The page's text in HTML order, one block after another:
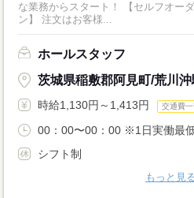
な業務からスタート！ 【セルフオーダー導入なので接客がカンタ
ン】 注文はお客様...
ホールスタッフ
茨城県稲敷郡阿見町/荒川沖
時給1,130円～1,413円 交通費
00：00〜00：00 ※1日実働最
シフト制
もっと見